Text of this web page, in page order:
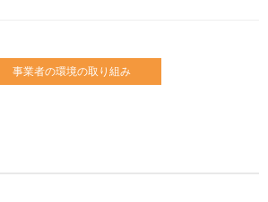
事業者の環境の取り組み